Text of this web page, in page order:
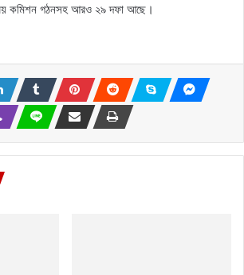
কমিশন গঠনসহ আরও ২৯ দফা আছে।